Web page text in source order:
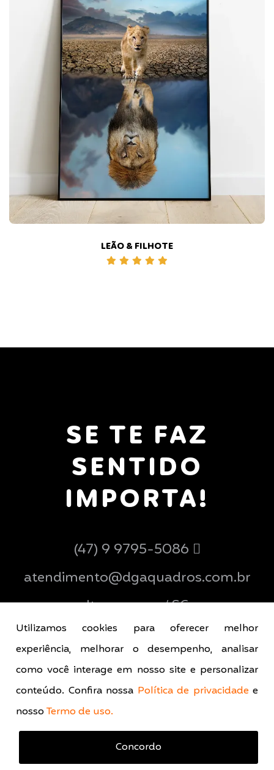
LEÃO & FILHOTE
Utilizamos cookies para oferecer melhor
experiência, melhorar o desempenho, analisar
como você interage em nosso site e personalizar
conteúdo. Confira nossa Política de privacidade e
nossoTermo de uso.
Concordo
SE TE FAZ
SENTIDO
IMPORTA!
(47) 9 9795-5086
atendimento@dgaquadros.com.br
Ituporanga / SC
© 2026 DGA Quadros - Todos os direitos
reservados.
Política de Privacidade Termo de Uso